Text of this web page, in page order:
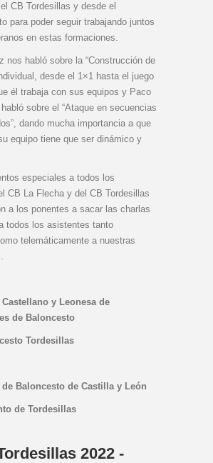
CB Tordesillas y desde el
para poder seguir trabajando juntos
en estas formaciones.
nos habló sobre la “Construcción de
desde el 1×1 hasta el juego
él trabaja con sus equipos y Paco
sobre el “Ataque en secuencias
dando mucha importancia a que
equipo tiene que ser dinámico y
especiales a todos los
CB La Flecha y del CB Tordesillas
a los ponentes a sacar las charlas
todos los asistentes tanto
telemáticamente a nuestras
y Leonesa de
de Baloncesto
Tordesillas
de Baloncesto de Castilla y León
de Tordesillas
2022 -